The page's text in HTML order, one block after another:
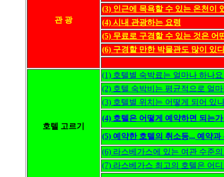
관 광
(3) 인근에 목욕할 수 있는 온천이
(4) 시내 관광하는 요령
(5) 무료로 구경할 수 있는 것은 어
(6) 구경할 만한 박물관도 많이 있
호텔 고르기
(1) 호텔별 숙박료는 얼마나 하나요
(2) 호텔 숙박비는 평균적으로 얼
(3) 호텔별 위치는 어떻게 되어 있
(4) 호텔은 어떻게 예약하면 되는가
(5) 예약한 호텔의 취소등,,, 예약
(6) 라스베가스에 있는 여관 수준
(7) 라스베가스 최고의 호텔은 어